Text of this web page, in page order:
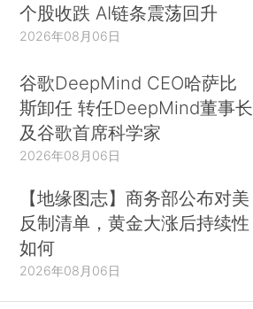
个股收跌 AI链条震荡回升
2026年08月06日
谷歌DeepMind CEO哈萨比
斯卸任 转任DeepMind董事长
及谷歌首席科学家
2026年08月06日
【地缘图志】商务部公布对美
反制清单，黄金大涨后持续性
如何
2026年08月06日